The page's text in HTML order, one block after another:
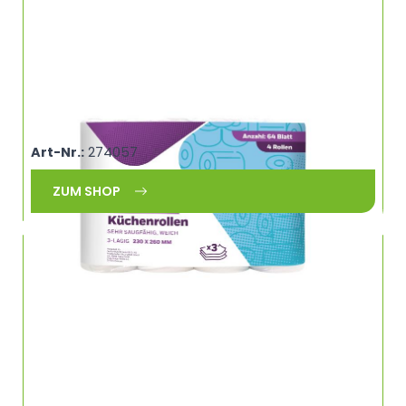
COMPLETTA 231341
Art-Nr.:274057
ZUM SHOP